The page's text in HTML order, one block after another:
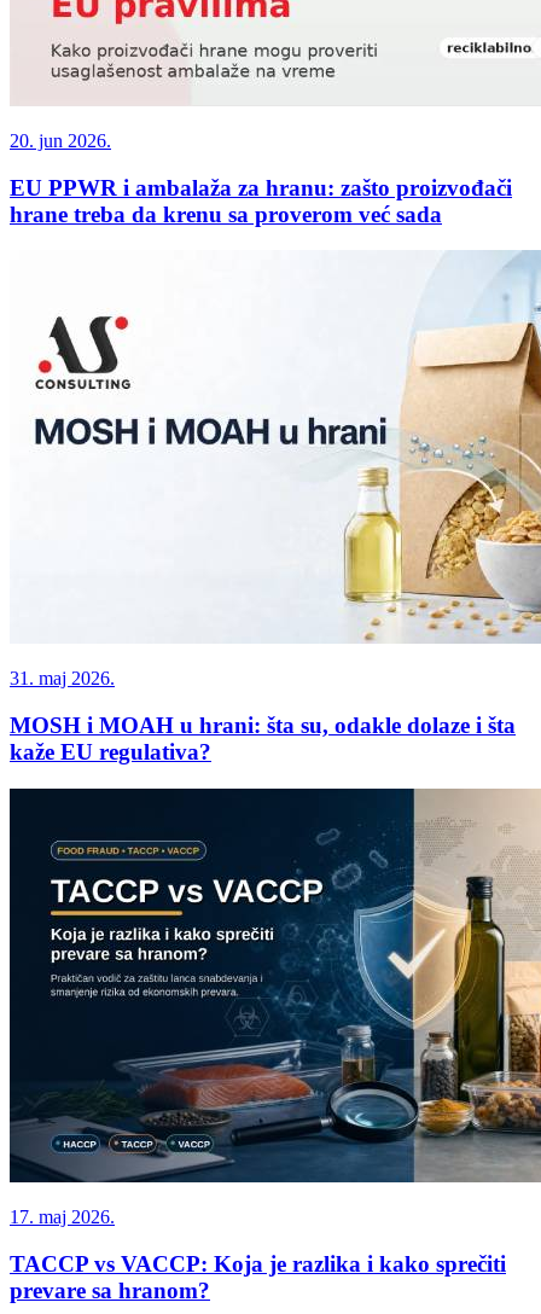
20. jun 2026.
EU PPWR i ambalaža za hranu: zašto proizvođači
hrane treba da krenu sa proverom već sada
31. maj 2026.
MOSH i MOAH u hrani: šta su, odakle dolaze i šta
kaže EU regulativa?
17. maj 2026.
TACCP vs VACCP: Koja je razlika i kako sprečiti
prevare sa hranom?